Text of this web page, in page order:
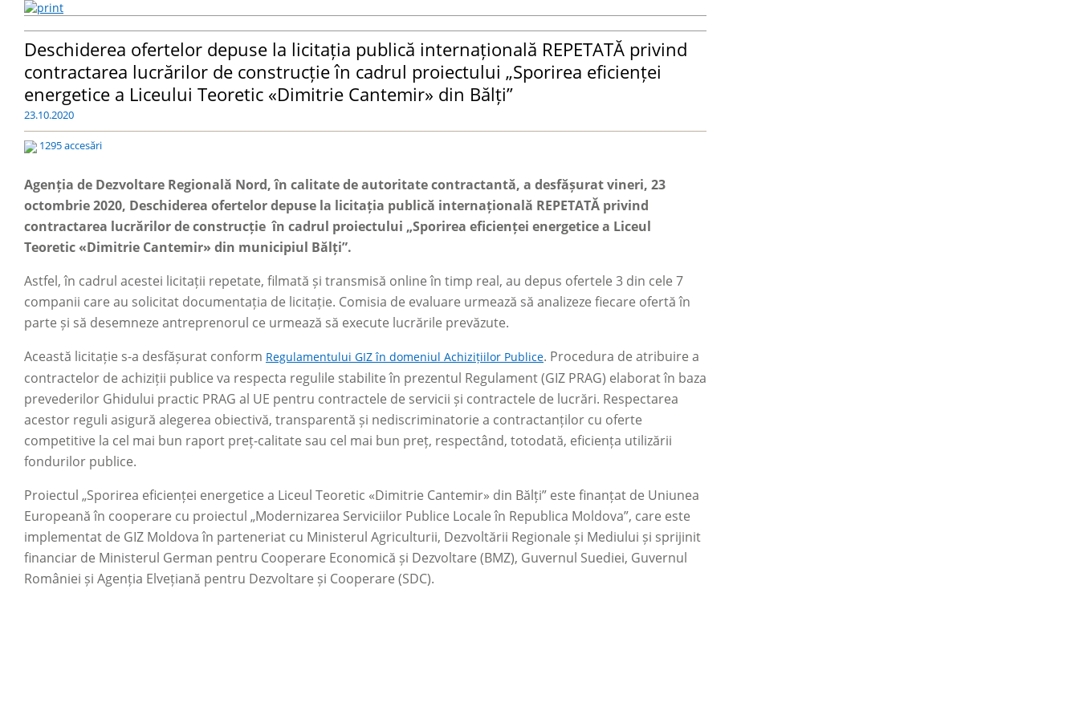
Deschiderea ofertelor depuse la licitația publică internațională REPETATĂ privind
contractarea lucrărilor de construcție în cadrul proiectului „Sporirea eficienței
energetice a Liceului Teoretic «Dimitrie Cantemir» din Bălți”
23.10.2020
1295 accesări
Agenția de Dezvoltare Regională Nord, în calitate de autoritate contractantă, a desfășurat vineri, 23
octombrie 2020, Deschiderea ofertelor depuse la licitația publică internațională REPETATĂ privind
contractarea lucrărilor de construcție în cadrul proiectului „Sporirea eficienței energetice a Liceul
Teoretic «Dimitrie Cantemir» din municipiul Bălți”.
Astfel, în cadrul acestei licitații repetate, filmată și transmisă online în timp real, au depus ofertele 3 din cele 7
companii care au solicitat documentația de licitație. Comisia de evaluare urmează să analizeze fiecare ofertă în
parte și să desemneze antreprenorul ce urmează să execute lucrările prevăzute.
Această licitație s-a desfășurat conform Regulamentului GIZ în domeniul Achizițiilor Publice. Procedura de atribuire a
contractelor de achiziții publice va respecta regulile stabilite în prezentul Regulament (GIZ PRAG) elaborat în baza
prevederilor Ghidului practic PRAG al UE pentru contractele de servicii și contractele de lucrări. Respectarea
acestor reguli asigură alegerea obiectivă, transparentă și nediscriminatorie a contractanților cu oferte
competitive la cel mai bun raport preț-calitate sau cel mai bun preț, respectând, totodată, eficiența utilizării
fondurilor publice.
Proiectul „Sporirea eficienței energetice a Liceul Teoretic «Dimitrie Cantemir» din Bălți” este finanțat de Uniunea
Europeană în cooperare cu proiectul „Modernizarea Serviciilor Publice Locale în Republica Moldova”, care este
implementat de GIZ Moldova în parteneriat cu Ministerul Agriculturii, Dezvoltării Regionale și Mediului și sprijinit
financiar de Ministerul German pentru Cooperare Economică și Dezvoltare (BMZ), Guvernul Suediei, Guvernul
României și Agenția Elvețiană pentru Dezvoltare și Cooperare (SDC).